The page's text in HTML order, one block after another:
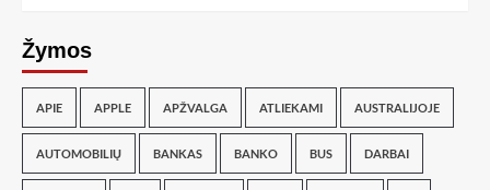
Žymos
APIE APPLE APŽVALGA ATLIEKAMI AUSTRALIJOJE
AUTOMOBILIŲ BANKAS BANKO BUS DARBAI